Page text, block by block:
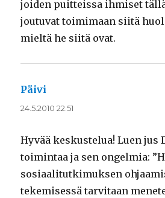
joiden puitteissa ihmiset
joutuvat toimimaan siitä
mieltä he siitä ovat.
Päivi
24.5.2010 22.51
Hyvää keskustelua! Luen jus
toimintaa ja sen ongelmia:
sosiaalitutkimuksen
tekemisessä tarvitaan